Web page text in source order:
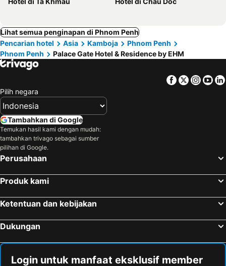
Lihat semua penginapan di Phnom Penh
Pencarian hotel
Asia Kamboja
Phnom Penh
Phnom Penh
Palace Gate Hotel & Residence by EHM
Facebook
Twitter
Pilih negara
Tambahkan di Google
Temukan hasil kami dengan mudah:
tambahkan trivago sebagai sumber
pilihan di Google.
Perusahaan
Produk kami
Ketentuan dan kebijakan
Dukungan
Login untuk manfaat eksklusif member